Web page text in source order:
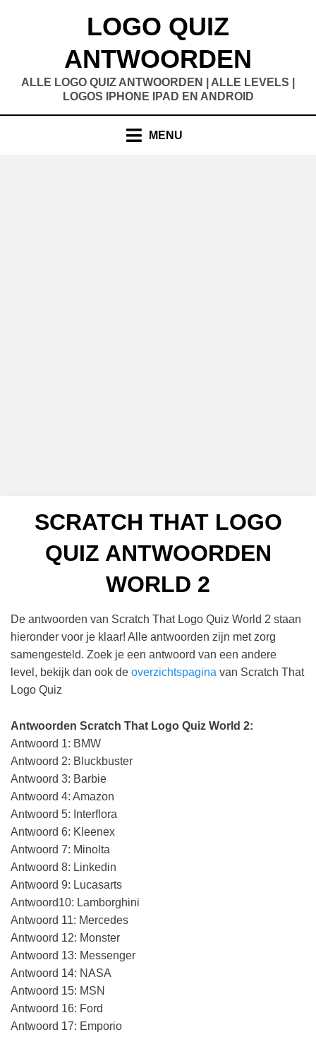
LOGO QUIZ
ANTWOORDEN
ALLE LOGO QUIZ ANTWOORDEN | ALLE LEVELS |
LOGOS IPHONE IPAD EN ANDROID
MENU
SCRATCH THAT LOGO
QUIZ ANTWOORDEN
WORLD 2
De antwoorden van Scratch That Logo Quiz World 2 staan
hieronder voor je klaar! Alle antwoorden zijn met zorg
samengesteld. Zoek je een antwoord van een andere
level, bekijk dan ook de overzichtspagina van Scratch That
Logo Quiz
Antwoorden Scratch That Logo Quiz World 2:
Antwoord 1: BMW
Antwoord 2: Bluckbuster
Antwoord 3: Barbie
Antwoord 4: Amazon
Antwoord 5: Interflora
Antwoord 6: Kleenex
Antwoord 7: Minolta
Antwoord 8: Linkedin
Antwoord 9: Lucasarts
Antwoord10: Lamborghini
Antwoord 11: Mercedes
Antwoord 12: Monster
Antwoord 13: Messenger
Antwoord 14: NASA
Antwoord 15: MSN
Antwoord 16: Ford
Antwoord 17: Emporio